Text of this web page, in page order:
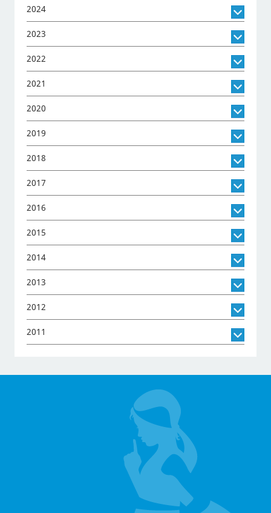
2024
2023
2022
2021
2020
2019
2018
2017
2016
2015
2014
2013
2012
2011